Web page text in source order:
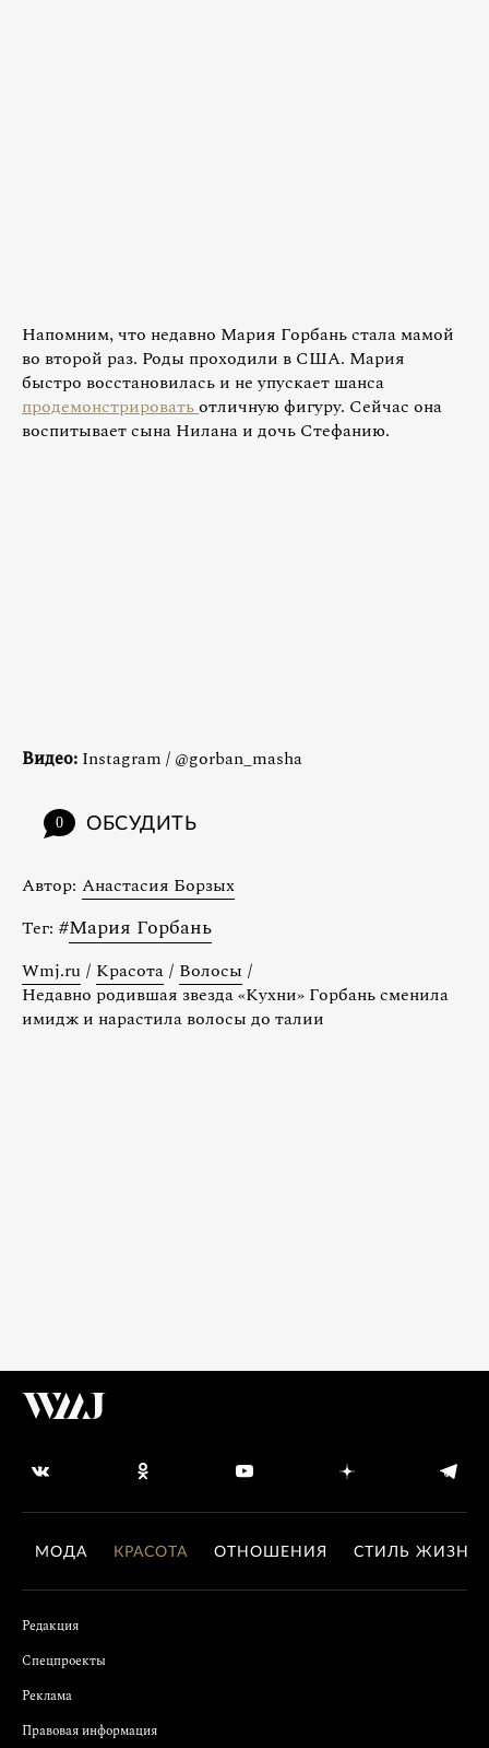
Напомним, что недавно Мария Горбань стала мамой
во второй раз. Роды проходили в США. Мария
быстро восстановилась и не упускает шанса
продемонстрироватьотличную фигуру. Сейчас она
воспитывает сына Нилана и дочь Стефанию.
Видео: Instagram / @gorban_masha
0 ОБСУДИТЬ
Автор: Анастасия Борзых
Тег: #Мария Горбань
Wmj.ru / Красота / Волосы /
Недавно родившая звезда «Кухни» Горбань сменила
имидж и нарастила волосы до талии
МОДА КРАСОТА ОТНОШЕНИЯ СТИЛЬ ЖИЗНИ
Редакция
Спецпроекты
Реклама
Правовая информация